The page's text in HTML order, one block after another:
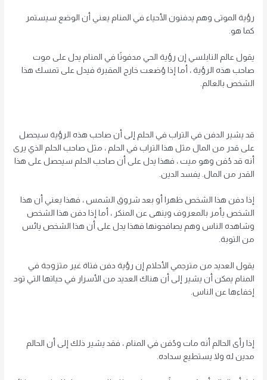
رؤية الموتى وهم يدفنون الأحياء في المنام يعني أن الوضع سيستمر
كما هو.
يقول عالم النابلسي إن رؤية الحي مدفونًا في المنام يدل على موت
صاحب هذه الرؤية ، أما إذا وُضعت خارج المقبرة فيدل على تمسك هذا
الشخص بالعالم.
قد يشير الدفن في التراب في الحلم إلى أن صاحب هذه الرؤية سيحصل
على قدر من المال مثل هذا التراب في الحلم ، مثل صاحب الحلم الذي يرى
أنه قد دُفن وهو ميت ، فهذا يدل على أن صاحب الحلم سيحصل على هذا
القدر من المال. يفسد الدين.
إذا دفن هذا الشخص ظهرا أو بعد شروق الشمس ، فهذا يعني أن هذا
الشخص يأمر بالمعروف وينهى عن المنكر ، أما إذا دفن هذا الشخص
وشاهده الناس وهم يصافحونها فهذا يدل على أن هذا الشخص يائس
من التوبة.
يقول العديد من مترجمي الأحلام إن رؤية دفن فتاة غير متزوجة في
المنام يمكن أن يشير إلى أن هناك العديد من الأسرار في حياتها التي تود
إخفاءها عن الناس.
إذا رأى الحالم أنه مات ودُفن في المنام ، فقد يشير ذلك إلى أن الحالم
مدين له ولا يستطيع سداده.